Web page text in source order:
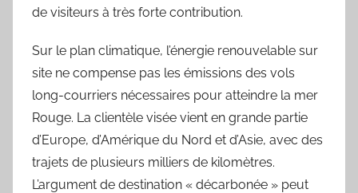
de visiteurs à très forte contribution.
Sur le plan climatique, l’énergie renouvelable sur
site ne compense pas les émissions des vols
long-courriers nécessaires pour atteindre la mer
Rouge. La clientèle visée vient en grande partie
d’Europe, d’Amérique du Nord et d’Asie, avec des
trajets de plusieurs milliers de kilomètres.
L’argument de destination « décarbonée » peut